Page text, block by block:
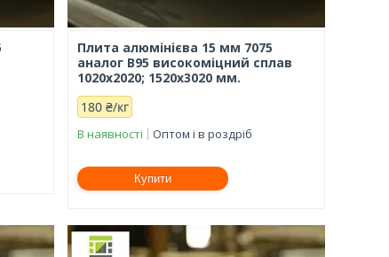
Плита алюмінієва 15 мм 7075
аналог В95 високоміцний сплав
1020х2020; 1520х3020 мм.
180 ₴/кг
В наявності Оптом і в роздріб
Купити